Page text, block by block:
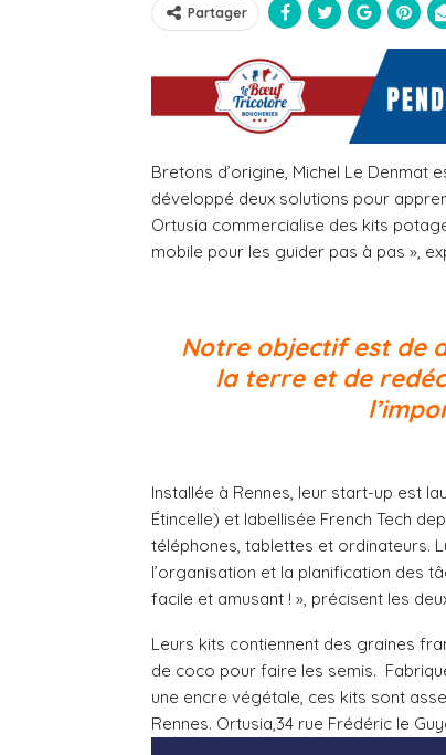
Partager
Bretons d’origine, Michel Le Denmat
développé deux solutions pour
Ortusia commercialise des kits
mobile pour les guider pas à pas »,
Notre objectif est de
la terre et de
Installée à Rennes, leur start-up est
Étincelle) et labellisée French Tech
téléphones, tablettes et ordinateurs.
l’organisation et la planification des
facile et amusant ! », précisent les
Leurs kits contiennent des graines
de coco pour faire les semis.
une encre végétale, ces kits sont
Rennes. Ortusia,34 rue Frédéric le